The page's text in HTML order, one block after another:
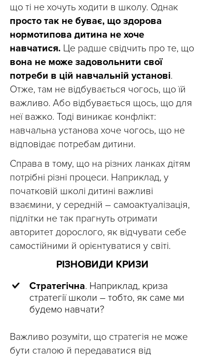
що ті не хочуть ходити в школу. Однак
просто так не буває, що здорова
нормотипова дитина не хоче
навчатися. Це радше свідчить про те, що
вона не може задовольнити свої
потреби в цій навчальній установі.
Отже, там не відбувається чогось, що їй
важливо. Або відбувається щось, що для
неї важко. Тоді виникає конфлікт:
навчальна установа хоче чогось, що не
відповідає потребам дитини.
Справа в тому, що на різних ланках дітям
потрібні різні процеси. Наприклад, у
початковій школі дитині важливі
взаємини, у середній – самоактуалізація,
підлітки не так прагнуть отримати
авторитет дорослого, як відчувати себе
самостійними й орієнтуватися у світі.
РІЗНОВИДИ КРИЗИ
Стратегічна. Наприклад, криза
стратегії школи – тобто, як саме ми
будемо навчати?
Важливо розуміти, що стратегія не може
бути сталою й передаватися від